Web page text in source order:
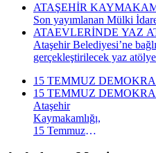
ATAŞEHİR
Son yayımlanan Mülki
ATAEVLERİNDE YAZ
Ataşehir Belediyesi’ne
gerçekleştirilecek yaz
15 TEMMUZ
15 TEMMUZ
Ataşehir
Kaymakamlığı,
15 Temmuz